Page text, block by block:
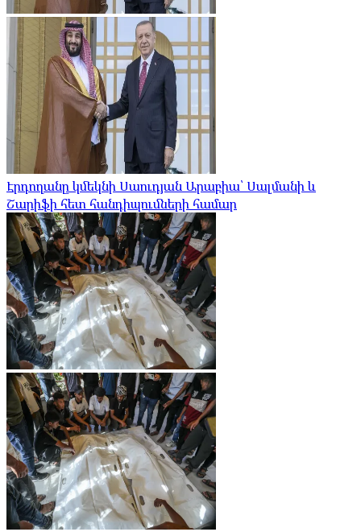
Էրդողանը կմեկնի Սաուդյան Արաբիա՝ Սալմանի և
Շարիֆի հետ հանդիպումների համար